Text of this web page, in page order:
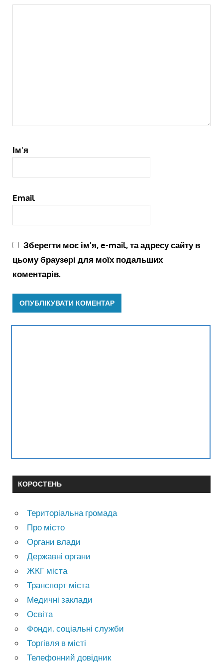
Ім'я
Email
Зберегти моє ім'я, e-mail, та адресу сайту в
цьому браузері для моїх подальших
коментарів.
КОРОСТЕНЬ
Територіальна громада
Про місто
Органи влади
Державні органи
ЖКГ міста
Транспорт міста
Медичні заклади
Освіта
Фонди, соціальні служби
Торгівля в місті
Телефонний довідник